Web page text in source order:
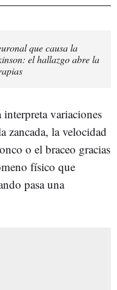
que causa la
el hallazgo abre la
interpreta variaciones
zancada, la velocidad
o el braceo gracias
físico que
pasa una